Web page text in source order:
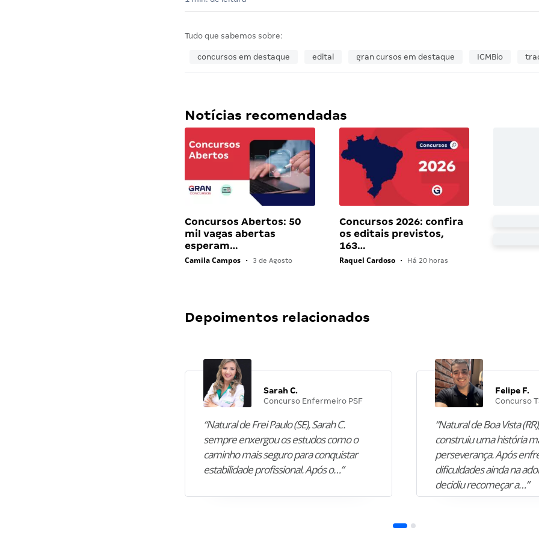
Tudo que sabemos sobre:
concursos em destaque edital gran cursos em destaque ICMBio
Notícias recomendadas
Concursos Abertos: 50
mil vagas abertas
esperam…
Camila Campos • 3 de Agosto
Concursos 2026: confira
os editais previstos,
163…
Raquel Cardoso • Há 20 horas
Depoimentos relacionados
Sarah C.
Concurso Enfermeiro PSF
“Natural de Frei Paulo (SE), Sarah C.
sempre enxergou os estudos como o
caminho mais seguro para conquistar
estabilidade profissional. Após o…”
Felipe F.
Concurso
“Natural de Boa Vista
construiu uma história
perseverança. Após
dificuldades ainda na
decidiu recomeçar a…”